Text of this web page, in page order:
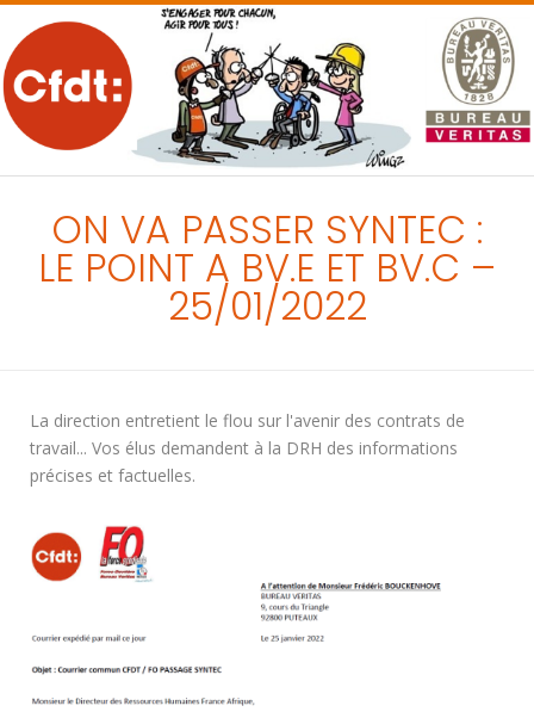
MENU
ON VA PASSER SYNTEC :
LE POINT A BV.E ET BV.C –
25/01/2022
La direction entretient le flou sur l'avenir des contrats de
travail... Vos élus demandent à la DRH des informations
précises et factuelles.